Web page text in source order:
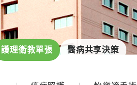
護理衛教單張 醫病共享決策